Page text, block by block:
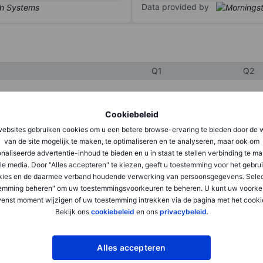
Cookiebeleid
gebruiken cookies om u een betere browse-ervaring te bieden door de
van de site mogelijk te maken, te optimaliseren en te analyseren, maar ook om
advertentie-inhoud te bieden en u in staat te stellen verbinding te
media. Door "Alles accepteren" te kiezen, geeft u toestemming voor het
en de daarmee verband houdende verwerking van persoonsgegevens.
beheren" om uw toestemmingsvoorkeuren te beheren. U kunt uw
moment wijzigen of uw toestemming intrekken via de pagina met het
Bekijk ons cookiebeleid en ons privacybeleid.
Alles accepteren
Data provided by
Q1 Q2
XXXXXXX
XXXXXXX XXXXXXX
XXXXXXX XXXXXXX
XXXXXXX XXXXXXX
XXXXXXX
XXXXXXX